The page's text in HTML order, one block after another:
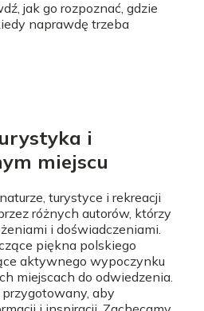
jak go rozpoznać, gdzie
naprawdę trzeba
i
miejscu
turystyce i rekreacji
różnych autorów, którzy
i doświadczeniami.
piękna polskiego
aktywnego wypoczynku
miejscach do odwiedzenia.
aby